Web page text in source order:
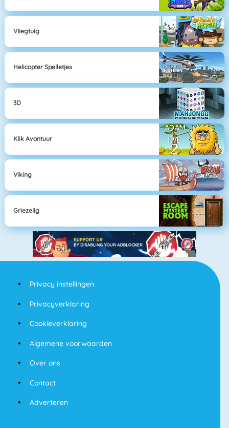
Vliegtuig
Helicopter Spelletjes
3D
Klik Avontuur
Viking
Griezelig
Privacy instellingen
Privacyverklaring
Cookieverklaring
Algemene voorwaarden
Over ons
Contact
Adverteren